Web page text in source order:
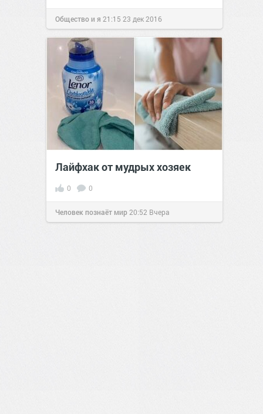
Общество и я 21:15 23 дек 2016
Лайфхак от мудрых хозяек
0 0
Человек познаёт мир 20:52 Вчера